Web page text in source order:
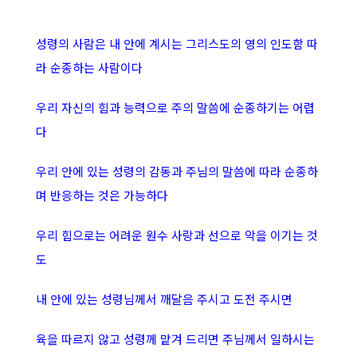
성령의 사람은 내 안에 계시는 그리스도의 영의 인도함 따
라 순종하는 사람이다
우리 자신의 힘과 능력으로 주의 말씀에 순종하기는 어렵
다
우리 안에 있는 성령의 감동과 주님의 말씀에 따라 순종하
며 반응하는 것은 가능하다
우리 힘으로는 어려운 원수 사랑과 선으로 악을 이기는 것
도
내 안에 있는 성령님께서 깨달음 주시고 도전 주시면
육을 따르지 않고 성령께 맡겨 드리면 주님께서 일하시는